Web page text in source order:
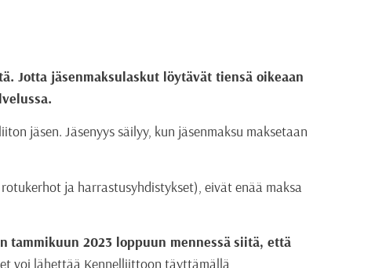
Jotta jäsenmaksulaskut löytävät tiensä oikeaan
jäsen. Jäsenyys säilyy, kun jäsenmaksu maksetaan
ja harrastusyhdistykset), eivät enää maksa
tammikuun 2023 loppuun mennessäsiitä, että
voi lähettää Kennelliittoon täyttämällä